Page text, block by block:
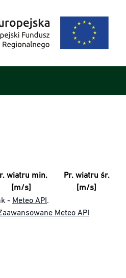
wiatru min.
[m/s]
Pr. wiatru śr.
[m/s]
- Meteo API.
Meteo API